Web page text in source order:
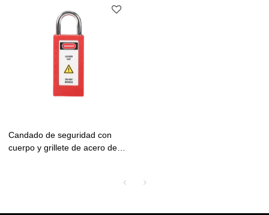
Candado de seguridad con
cuerpo y grillete de acero de
Fabricación de cerraduras Lita